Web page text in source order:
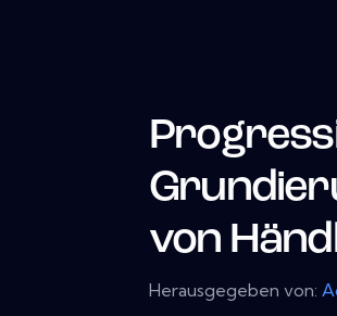
von
Herausgegeben von: